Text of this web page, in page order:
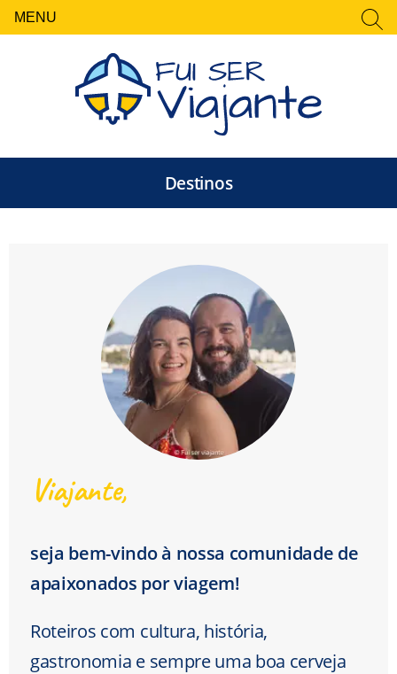
MENU
Destinos
Fui Ser Viajante —
Viajante,
seja bem-vindo à nossa comunidade de
apaixonados por viagem!
Roteiros com cultura, história,
gastronomia e sempre uma boa cerveja
FECHAR